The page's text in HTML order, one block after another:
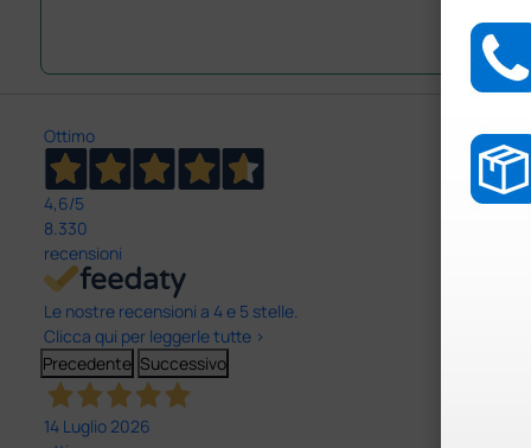
Ottimo
4,6/5
8.330
recensioni
Le nostre recensioni a 4 e 5 stelle.
Clicca qui per leggerle tutte >
Precedente Successivo
14 Luglio 2026